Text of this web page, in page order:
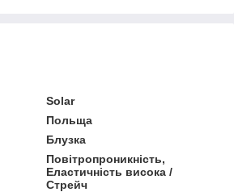
Solar
Польща
Блузка
Повітропроникність,
Еластичність висока /
Стрейч